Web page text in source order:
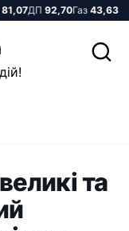
ДП92,70Газ43,63 🌧️
та